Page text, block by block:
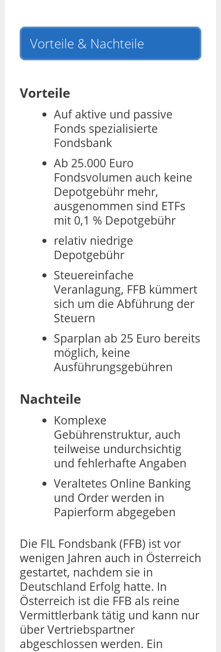
Vorteile & Nachteile
Vorteile
Auf aktive und passive
Fonds spezialisierte
Fondsbank
Ab 25.000 Euro
Fondsvolumen auch keine
Depotgebühr mehr,
ausgenommen sind ETFs
mit 0,1 % Depotgebühr
relativ niedrige
Depotgebühr
Steuereinfache
Veranlagung, FFB kümmert
sich um die Abführung der
Steuern
Sparplan ab 25 Euro bereits
möglich, keine
Ausführungsgebühren
Nachteile
Komplexe
Gebührenstruktur, auch
teilweise undurchsichtig
und fehlerhafte Angaben
Veraltetes Online Banking
und Order werden in
Papierform abgegeben
Die FIL Fondsbank (FFB) ist vor
wenigen Jahren auch in Österreich
gestartet, nachdem sie in
Deutschland Erfolg hatte. In
Österreich ist die FFB als reine
Vermittlerbank tätig und kann nur
über Vertriebspartner
abgeschlossen werden. Ein